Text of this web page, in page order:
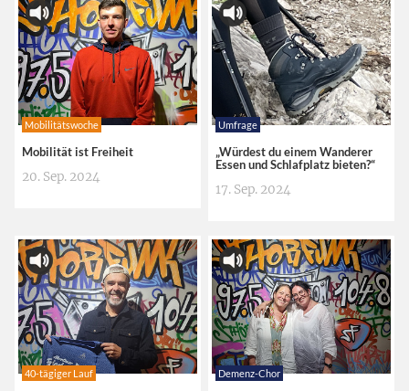
Mobilitätswoche
Mobilität ist Freiheit
20. Sep. 2024
Umfrage
„Würdest du einem Wanderer
Essen und Schlafplatz bieten?“
17. Sep. 2024
40-tägiger Lauf Demenz-Chor